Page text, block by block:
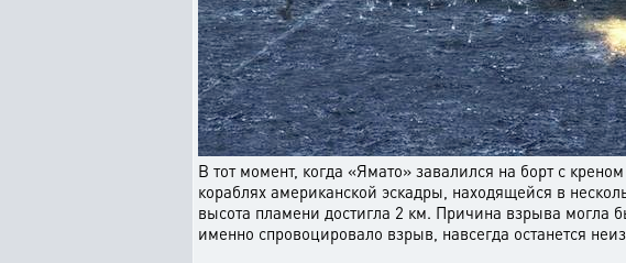
В тот момент, когда «Ямато» завалился на борт с
кораблях американской эскадры, находящейся в
высота пламени достигла 2 км. Причина взрыва могла
именно спровоцировало взрыв, навсегда останется